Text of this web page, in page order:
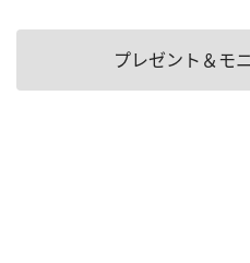
プレゼント＆モ